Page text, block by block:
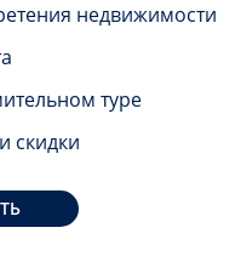
недвижимости
туре
скидки